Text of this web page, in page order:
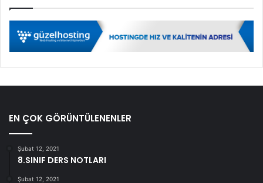
EN ÇOK GÖRÜNTÜLENENLER
Şubat 12, 2021
8.SINIF DERS NOTLARI
Şubat 12, 2021